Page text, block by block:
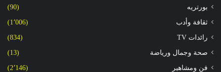
بورتريه (90)
ثقافة وأدب (1٬006)
رائدات TV (834)
صحة وجمال ورياضة (13)
فن ومشاهير (2٬146)